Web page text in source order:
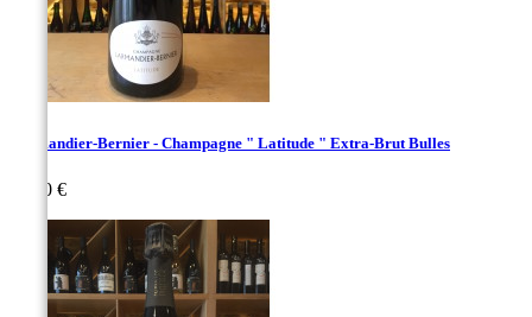
Larmandier-Bernier - Champagne " Latitude " Extra-Brut Bulles
54,00 €